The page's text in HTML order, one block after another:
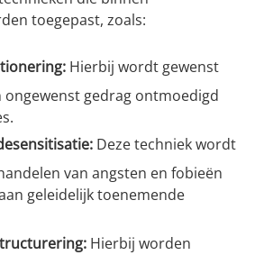
toegepast, zoals:
Hierbij wordt gewenst
gedrag ontmoedigd
Deze techniek wordt
van angsten en fobieën
geleidelijk toenemende
Hierbij worden